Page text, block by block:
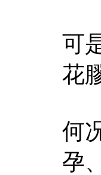
可
花
何
孕